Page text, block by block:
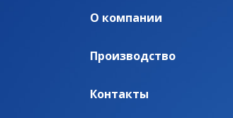
О компании
Производство
Контакты